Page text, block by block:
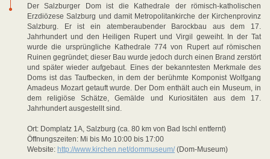
Der Salzburger Dom ist die Kathedrale der römisch-katholischen
Erzdiözese Salzburg und damit Metropolitankirche der Kirchenprovinz
Salzburg. Er ist ein atemberaubender Barockbau aus dem 17.
Jahrhundert und den Heiligen Rupert und Virgil geweiht. In der Tat
wurde die ursprüngliche Kathedrale 774 von Rupert auf römischen
Ruinen gegründet; dieser Bau wurde jedoch durch einen Brand zerstört
und später wieder aufgebaut. Eines der bekanntesten Merkmale des
Doms ist das Taufbecken, in dem der berühmte Komponist Wolfgang
Amadeus Mozart getauft wurde. Der Dom enthält auch ein Museum, in
dem religiöse Schätze, Gemälde und Kuriositäten aus dem 17.
Jahrhundert ausgestellt sind.
Ort: Domplatz 1A, Salzburg (ca. 80 km von Bad Ischl entfernt)
Öffnungszeiten: Mi bis Mo 10:00 bis 17:00
Website: http://www.kirchen.net/dommuseum/(Dom-Museum)